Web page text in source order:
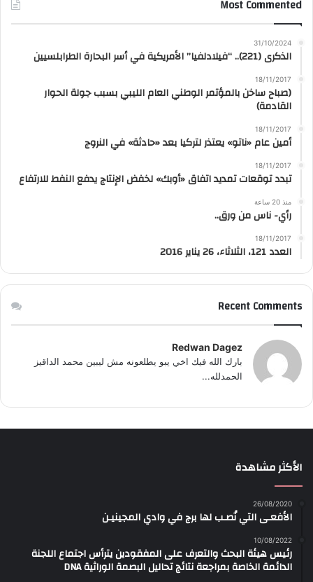
Most Commented
31/10/2024
الذكرى (221).. “فيلادلفيا” الأمريكية في أسر البحارة الطرابلسيين
18/11/2017
(صباح ساخن بالمؤتمر الوطني العام الليبي بسبب جولة الحوار
القادمة)
18/11/2017
أمين عام «ناتو» يعتذر لتركيا بعد «حادثة» في النروج
18/11/2017
تبدد توقعات تمديد اتفاق «أوبك» لخفض الإنتاج يدفع النفط للارتفاع
منذ 20 ساعة
رأي- ناس من ورق..
18/11/2017
العدد 121، الثلاثاء، 26 يناير 2016
Recent Comments
Redwan Dagez
بارك الله فيك اخي يبو يطلعونه مش ليبين محمد الداقيز
الحمدلله...
الأكثر مشاهدة
26/08/2020
الأفعـى التي نُصـب لها برج في وادي المجينيـن
10/08/2022
رئيس هيئة البحث والتعرف على المفقودين يترأس اجتماع اللجنة
الدائمة الخاصة بمراجعة نتائج تحاليل البصمة الوراثية DNA